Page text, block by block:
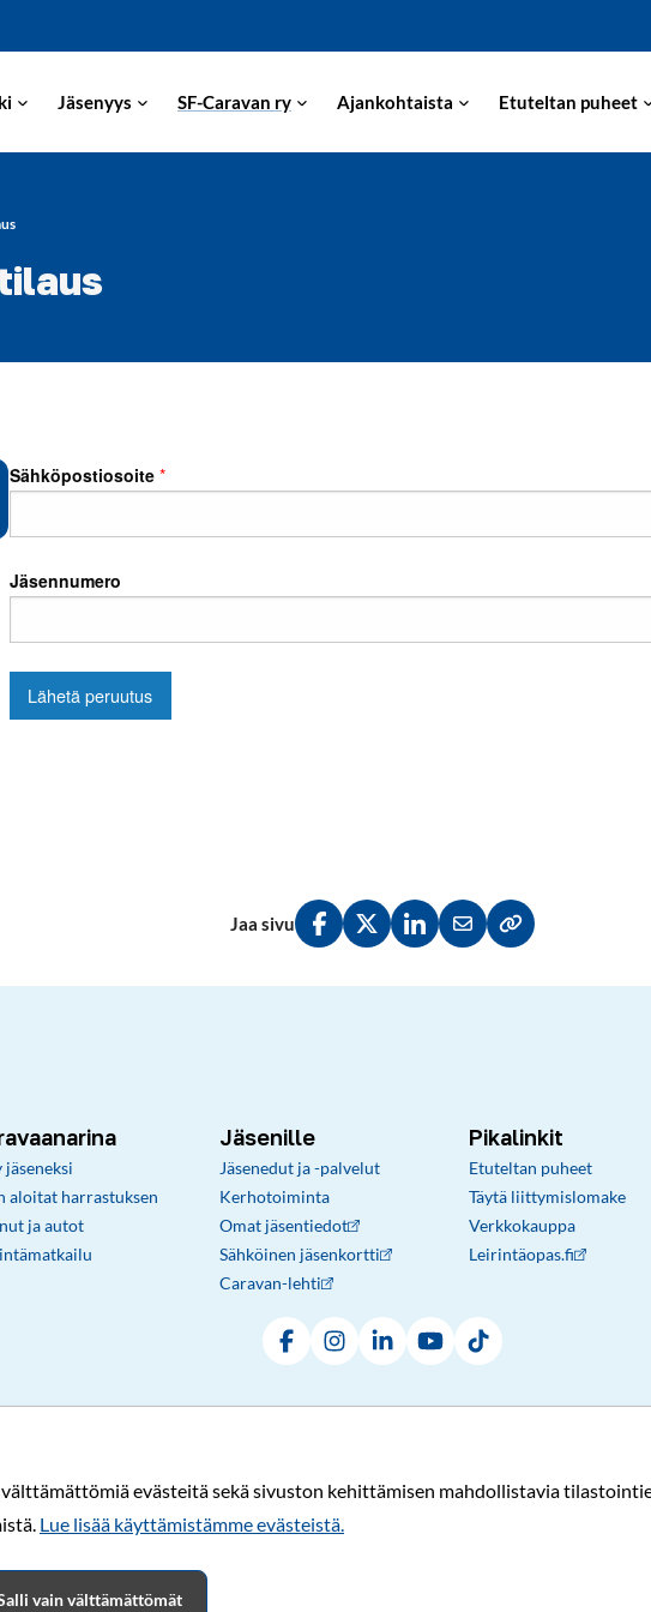
evästeitä sekä sivuston kehittämisen mahdollistavia
Lue lisää käyttämistämme evästeistä.​​​​​​
vain välttämättömät
Jäsenyys SF-Caravan ry Ajankohtaista Etuteltan puheet
Jaa sivu
Jaa Facebookissa
Jaa Twitterissä
Jaa LinkedInissä
Jaa sähköpostitse
Kopioi linkki
jäseneksi
aloitat harrastuksen
ja autot
Jäsenille
Jäsenedut ja -palvelut
Kerhotoiminta
Omat jäsentiedot
Sähköinen jäsenkortti
Caravan-lehti
Pikalinkit
Etuteltan puheet
Täytä liittymislomake
Verkkokauppa
Leirintäopas.fi
FacebookInstagramLinkedInYouTubeTikTok
© Karavaanarit 2026